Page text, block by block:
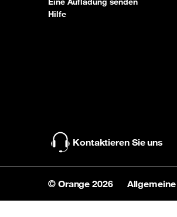
Hilfe
Kontaktieren Sie uns
© Orange 2026